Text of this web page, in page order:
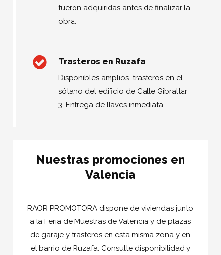
fueron adquiridas antes de finalizar la
obra.
Trasteros en Ruzafa
Disponibles amplios trasteros en el
sótano del edificio de Calle Gibraltar
3. Entrega de llaves inmediata.
Nuestras promociones en
Valencia
RAOR PROMOTORA dispone de viviendas junto
a la Feria de Muestras de València y de plazas
de garaje y trasteros en esta misma zona y en
el barrio de Ruzafa. Consulte disponibilidad y